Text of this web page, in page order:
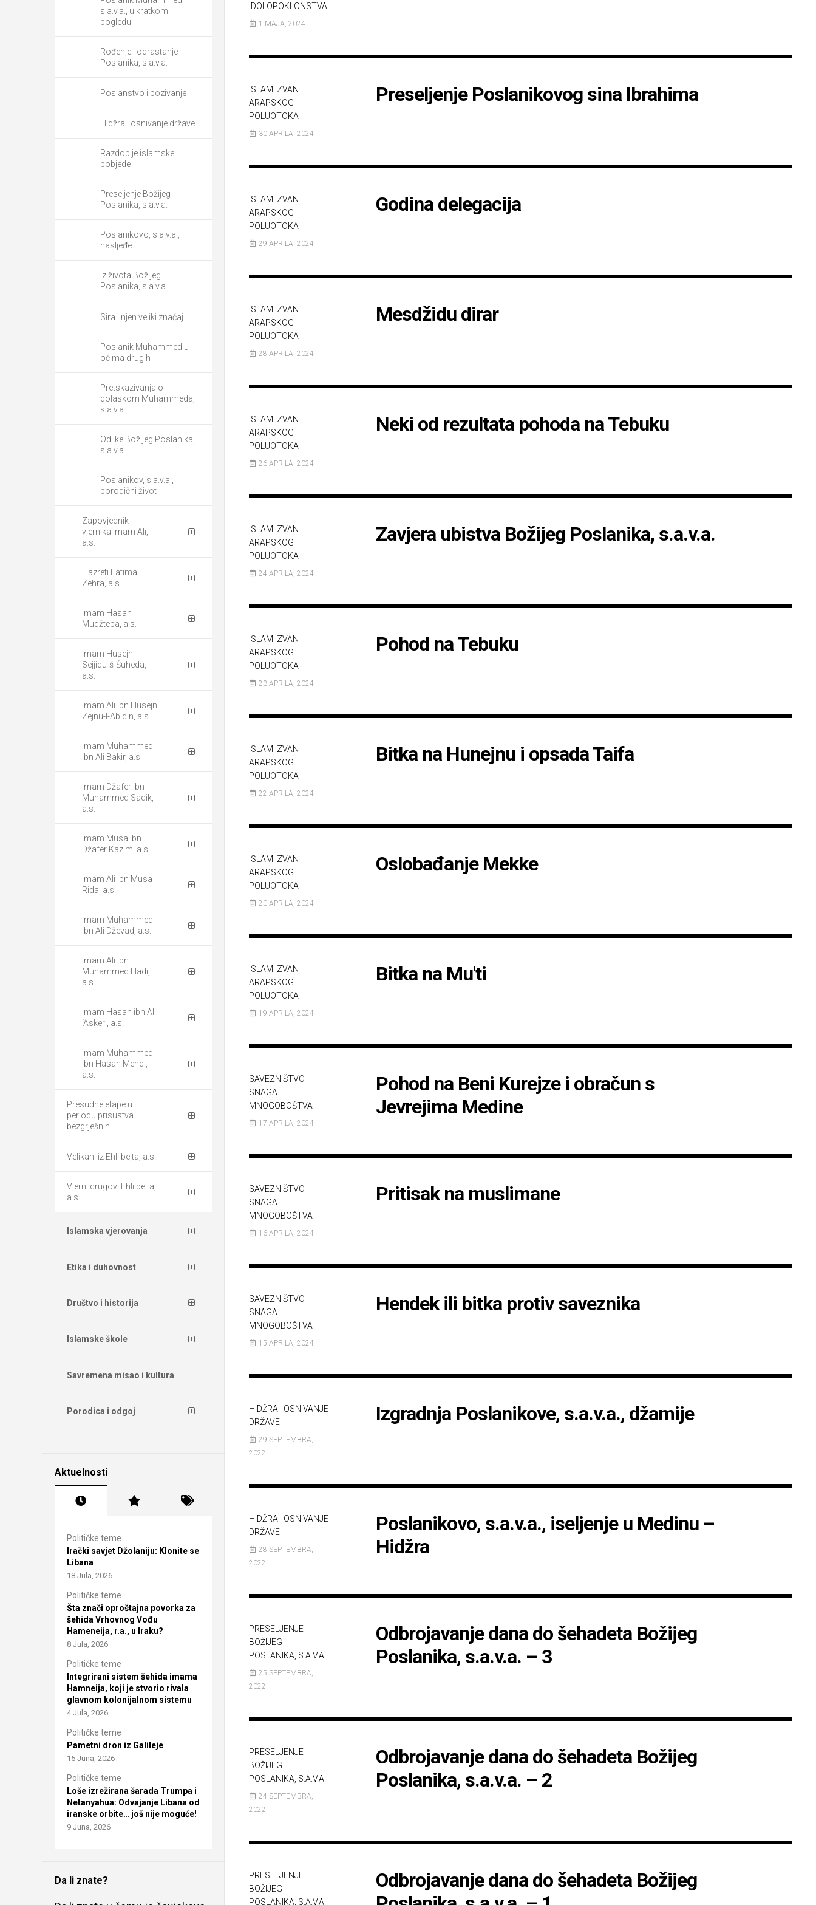
IDOLOPOKLONSTVA
1 MAJA, 2024
ISLAM IZVAN
ARAPSKOG
POLUOTOKA
30 APRILA, 2024
Preseljenje Poslanikovog sina Ibrahima
ISLAM IZVAN
ARAPSKOG
POLUOTOKA
29 APRILA, 2024
Godina delegacija
ISLAM IZVAN
ARAPSKOG
POLUOTOKA
28 APRILA, 2024
Mesdžidu dirar
ISLAM IZVAN
ARAPSKOG
POLUOTOKA
26 APRILA, 2024
Neki od rezultata pohoda na Tebuku
ISLAM IZVAN
ARAPSKOG
POLUOTOKA
24 APRILA, 2024
Zavjera ubistva Božijeg Poslanika, s.a.v.a.
ISLAM IZVAN
ARAPSKOG
POLUOTOKA
23 APRILA, 2024
Pohod na Tebuku
ISLAM IZVAN
ARAPSKOG
POLUOTOKA
22 APRILA, 2024
Bitka na Hunejnu i opsada Taifa
ISLAM IZVAN
ARAPSKOG
POLUOTOKA
20 APRILA, 2024
Oslobađanje Mekke
ISLAM IZVAN
ARAPSKOG
POLUOTOKA
19 APRILA, 2024
Bitka na Mu'ti
SAVEZNIŠTVO
SNAGA
MNOGOBOŠTVA
17 APRILA, 2024
Pohod na Beni Kurejze i obračun s
Jevrejima Medine
SAVEZNIŠTVO
SNAGA
MNOGOBOŠTVA
16 APRILA, 2024
Pritisak na muslimane
SAVEZNIŠTVO
SNAGA
MNOGOBOŠTVA
15 APRILA, 2024
Hendek ili bitka protiv saveznika
HIDŽRA I OSNIVANJE
DRŽAVE
29 SEPTEMBRA,
2022
Izgradnja Poslanikove, s.a.v.a., džamije
HIDŽRA I OSNIVANJE
DRŽAVE
28 SEPTEMBRA,
2022
Poslanikovo, s.a.v.a., iseljenje u Medinu –
Hidžra
PRESELJENJE
BOŽIJEG
POSLANIKA, S.A.V.A.
25 SEPTEMBRA,
2022
Odbrojavanje dana do šehadeta Božijeg
Poslanika, s.a.v.a. – 3
PRESELJENJE
BOŽIJEG
POSLANIKA, S.A.V.A.
24 SEPTEMBRA,
2022
Odbrojavanje dana do šehadeta Božijeg
Poslanika, s.a.v.a. – 2
PRESELJENJE
BOŽIJEG
POSLANIKA, S.A.V.A.
Odbrojavanje dana do šehadeta Božijeg
s.a.v.a., u kratkom
pogledu
Rođenje i odrastanje
Poslanika, s.a.v.a.
Poslanstvo i pozivanje
Hidžra i osnivanje države
Razdoblje islamske
pobjede
Preseljenje Božijeg
Poslanika, s.a.v.a.
Poslanikovo, s.a.v.a.,
nasljeđe
Iz života Božijeg
Poslanika, s.a.v.a.
Sira i njen veliki značaj
Poslanik Muhammed u
očima drugih
Pretskazivanja o
dolaskom Muhammeda,
s.a.v.a.
Odlike Božijeg Poslanika,
s.a.v.a.
Poslanikov, s.a.v.a.,
porodični život
Zapovjednik
vjernika Imam Ali,
a.s.
Hazreti Fatima
Zehra, a.s.
Imam Hasan
Mudžteba, a.s.
Imam Husejn
Sejjidu-š-Šuheda,
a.s.
Imam Ali ibn Husejn
Zejnu-l-Abidin, a.s.
Imam Muhammed
ibn Ali Bakir, a.s.
Imam Džafer ibn
Muhammed Sadik,
a.s.
Imam Musa ibn
Džafer Kazim, a.s.
Imam Ali ibn Musa
Rida, a.s.
Imam Muhammed
ibn Ali Dževad, a.s.
Imam Ali ibn
Muhammed Hadi,
a.s.
Imam Hasan ibn Ali
‘Askeri, a.s.
Imam Muhammed
ibn Hasan Mehdi,
a.s.
Presudne etape u
periodu prisustva
bezgrješnih
Velikani iz Ehli bejta, a.s.
Vjerni drugovi Ehli bejta,
a.s.
Islamska vjerovanja
Etika i duhovnost
Društvo i historija
Islamske škole
Savremena misao i kultura
Porodica i odgoj
Aktuelnosti
Političke teme
Irački savjet Džolaniju: Klonite se
Libana
18 Jula, 2026
Političke teme
Šta znači oproštajna povorka za
šehida Vrhovnog Vođu
Hameneija, r.a., u Iraku?
8 Jula, 2026
Političke teme
Integrirani sistem šehida imama
Hamneija, koji je stvorio rivala
glavnom kolonijalnom sistemu
4 Jula, 2026
Političke teme
Pametni dron iz Galileje
15 Juna, 2026
Političke teme
Loše izrežirana šarada Trumpa i
Netanyahua: Odvajanje Libana od
iranske orbite… još nije moguće!
9 Juna, 2026
Da li znate?